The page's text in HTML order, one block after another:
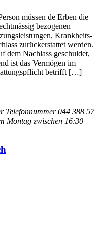
müssen de Erben die
bezogenen
Krankheits-
zurückerstattet werden.
dem Nachlass geschuldet,
ist das Vermögen im
betrifft […]
Telefonnummer 044 388 57
Montag zwischen 16:30